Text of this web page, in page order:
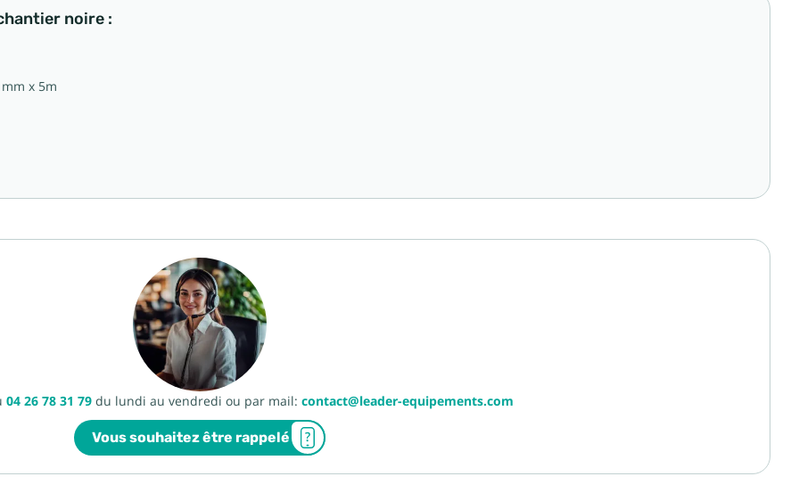
noire :
x 5m
04 26 78 31 79du lundi au vendredi ou par mail: contact@leader-equipements.com
Vous souhaitez être rappelé